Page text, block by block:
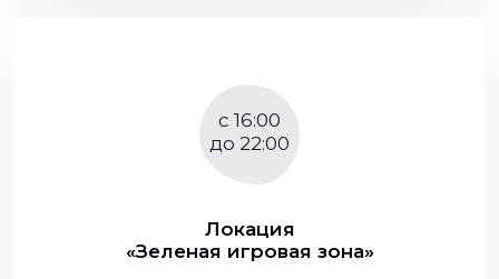
c 16:00
до 22:00
Локация
«Зеленая игровая зона»